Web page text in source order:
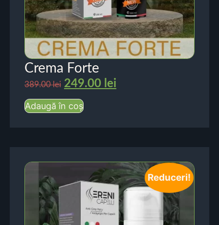
Crema Forte
389.00lei 249.00 lei
Adaugă în coș
Reduceri!